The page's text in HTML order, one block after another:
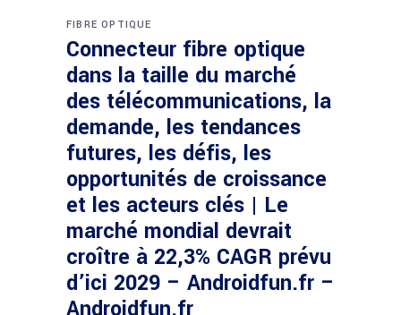
FIBRE OPTIQUE
Connecteur fibre optique
dans la taille du marché
des télécommunications, la
demande, les tendances
futures, les défis, les
opportunités de croissance
et les acteurs clés | Le
marché mondial devrait
croître à 22,3% CAGR prévu
d’ici 2029 – Androidfun.fr –